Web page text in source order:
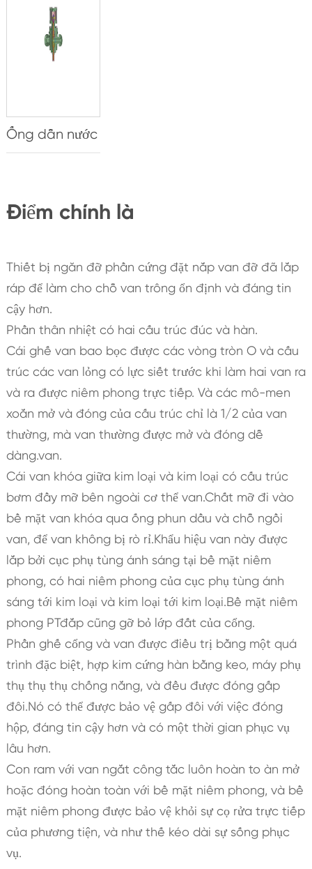
Ống dẫn nước
Điểm chính là
Thiết bị ngăn đỡ phần cứng đặt nắp van đỡ đã lắp
ráp để làm cho chỗ van trông ổn định và đáng tin
cậy hơn.
Phần thân nhiệt có hai cấu trúc đúc và hàn.
Cái ghế van bao bọc được các vòng tròn O và cấu
trúc các van lỏng có lực siết trước khi làm hai van ra
và ra được niêm phong trực tiếp. Và các mô-men
xoắn mở và đóng của cấu trúc chỉ là 1/2 của van
thường, mà van thường được mở và đóng dễ
dàng.van.
Cái van khóa giữa kim loại và kim loại có cấu trúc
bơm đầy mỡ bên ngoài cơ thể van.Chất mỡ đi vào
bề mặt van khóa qua ống phun dầu và chỗ ngồi
van, để van không bị rò rỉ.Khẩu hiệu van này được
lắp bởi cục phụ tùng ánh sáng tại bề mặt niêm
phong, có hai niêm phong của cục phụ tùng ánh
sáng tới kim loại và kim loại tới kim loại.Bề mặt niêm
phong PTđắp cũng gỡ bỏ lớp đất của cổng.
Phần ghế cổng và van được điều trị bằng một quá
trình đặc biệt, hợp kim cứng hàn bằng keo, máy phụ
thụ thụ thụ chống nắng, và đều được đóng gấp
đôi.Nó có thể được bảo vệ gấp đôi với việc đóng
hộp, đáng tin cậy hơn và có một thời gian phục vụ
lâu hơn.
Con ram với van ngắt công tắc luôn hoàn to àn mở
hoặc đóng hoàn toàn với bề mặt niêm phong, và bề
mặt niêm phong được bảo vệ khỏi sự cọ rửa trực tiếp
của phương tiện, và như thế kéo dài sự sống phục
vụ.